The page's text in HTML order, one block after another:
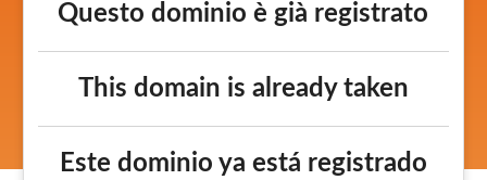
Questo dominio è già registrato
This domain is already taken
Este dominio ya está registrado